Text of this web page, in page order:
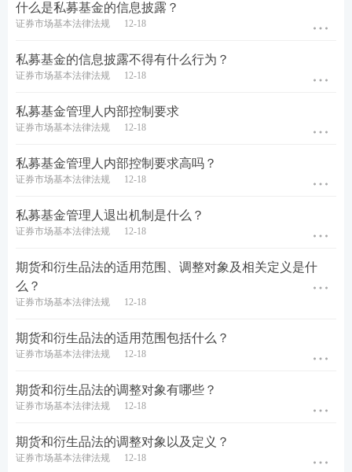
什么是私募基金的信息披露？
证券市场基本法律法规 12-18
私募基金的信息披露不得有什么行为？
证券市场基本法律法规 12-18
私募基金管理人内部控制要求
证券市场基本法律法规 12-18
私募基金管理人内部控制要求高吗？
证券市场基本法律法规 12-18
私募基金管理人退出机制是什么？
证券市场基本法律法规 12-18
期货和衍生品法的适用范围、调整对象及相关定义是什
么？
证券市场基本法律法规 12-18
期货和衍生品法的适用范围包括什么？
证券市场基本法律法规 12-18
期货和衍生品法的调整对象有哪些？
证券市场基本法律法规 12-18
期货和衍生品法的调整对象以及定义？
证券市场基本法律法规 12-18